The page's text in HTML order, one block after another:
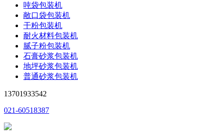
吨袋包装机
敞口袋包装机
干粉包装机
耐火材料包装机
腻子粉包装机
石膏砂浆包装机
地坪砂浆包装机
普通砂浆包装机
13701933542
021-60518387